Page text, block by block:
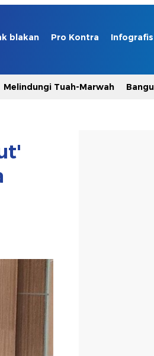
blakan Pro Kontra Infografis
Melindungi Tuah-Marwah